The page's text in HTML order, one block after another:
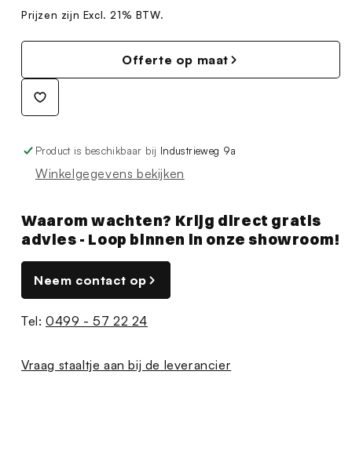
Prijzen zijn Excl. 21% BTW.
Offerte op maat
Product is beschikbaar bij Industrieweg 9a
Winkelgegevens bekijken
Waarom wachten? Krijg direct gratis
advies - Loop binnen in onze showroom!
Neem contact op
Tel:0499 - 57 22 24
Vraag staaltje aan bij de leverancier